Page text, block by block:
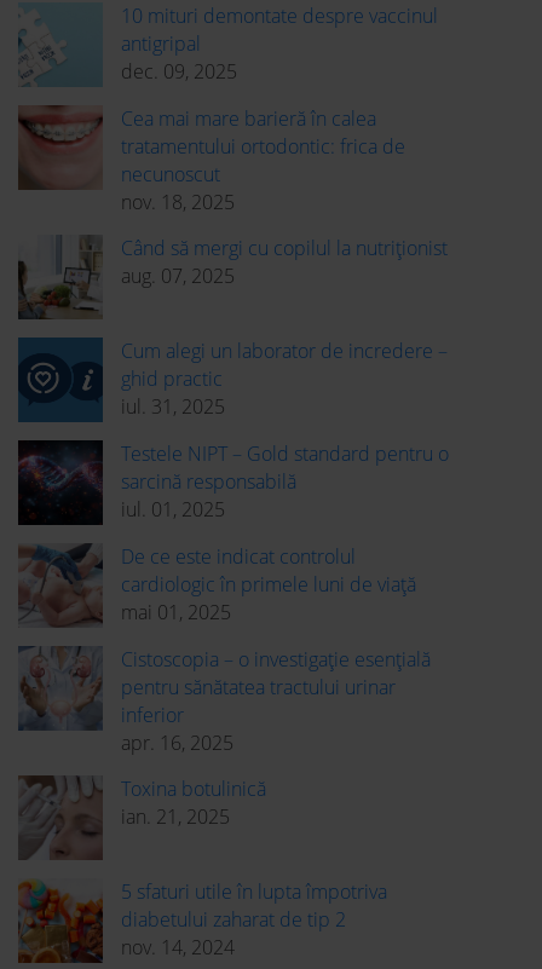
10 mituri demontate despre vaccinul
antigripal
dec. 09, 2025
Cea mai mare barieră în calea
tratamentului ortodontic: frica de
necunoscut
nov. 18, 2025
Când să mergi cu copilul la nutriționist
aug. 07, 2025
Cum alegi un laborator de incredere –
ghid practic
iul. 31, 2025
Testele NIPT – Gold standard pentru o
sarcină responsabilă
iul. 01, 2025
De ce este indicat controlul
cardiologic în primele luni de viață
mai 01, 2025
Cistoscopia – o investigație esențială
pentru sănătatea tractului urinar
inferior
apr. 16, 2025
Toxina botulinică
ian. 21, 2025
5 sfaturi utile în lupta împotriva
diabetului zaharat de tip 2
nov. 14, 2024